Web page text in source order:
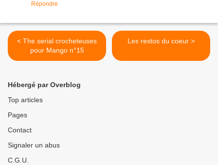
Répondre
< The serial crocheteuses
pour Mango n°15
Les restos du coeur >
Hébergé par Overblog
Top articles
Pages
Contact
Signaler un abus
C.G.U.